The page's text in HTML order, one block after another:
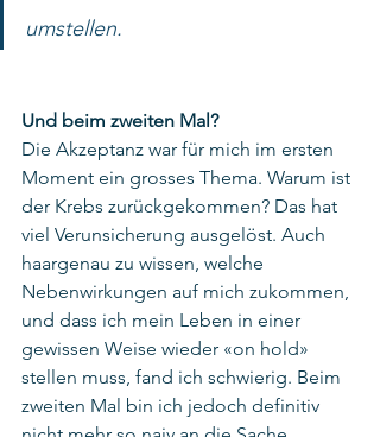
umstellen.
Und beim zweiten Mal?
Die Akzeptanz war für mich im ersten
Moment ein grosses Thema. Warum ist
der Krebs zurückgekommen? Das hat
viel Verunsicherung ausgelöst. Auch
haargenau zu wissen, welche
Nebenwirkungen auf mich zukommen,
und dass ich mein Leben in einer
gewissen Weise wieder «on hold»
stellen muss, fand ich schwierig. Beim
zweiten Mal bin ich jedoch definitiv